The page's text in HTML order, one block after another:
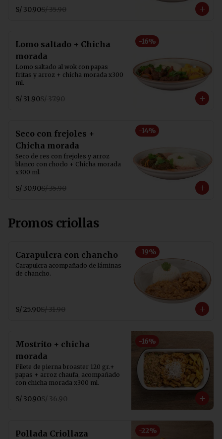
S/ 30.90S/ 35.90
-16%
Lomo saltado + Chicha
morada
Lomo saltado al wok con papas
fritas y arroz + chicha morada x300
ml.
S/ 31.90S/ 37.90
-14%
Seco con frejoles +
Chicha morada
Seco de res con frejoles y arroz
blanco con choclo + Chicha morada
x300 ml.
S/ 30.90S/ 35.90
Promos criollas
-19%
Carapulcra con chancho
Carapulcra acompañado de láminas
de chancho.
S/ 25.90S/ 31.90
-16%
Mostrito + chicha
morada
Filete de pierna broaster 120 gr.+
papas + arroz chaufa, acompañado
con chicha morada x300 ml.
S/ 30.90S/ 36.90
-22%
Pollada Criollaza